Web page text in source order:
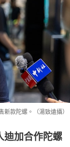
款陀螺。（湯致遠攝）
迪加合作陀螺